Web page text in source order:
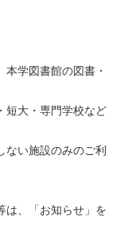
本学図書館の図書・
短大・専門学校など
ない施設のみのご利
は、「お知らせ」を